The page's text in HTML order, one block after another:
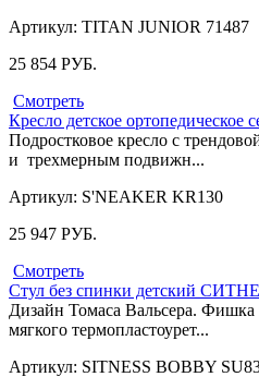
Артикул: TITAN JUNIOR 71487
25 854 РУБ.
Смотреть
Кресло детское
Подростковое кресло с
и трехмерным подвижн...
Артикул: S'NEAKER KR130
25 947 РУБ.
Смотреть
Стул без спинки детский
Дизайн Томаса Вальсера. Фишка
мягкого термопластоурет...
Артикул: SITNESS BOBBY